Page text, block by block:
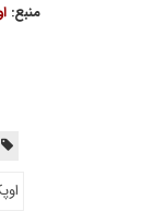
منبع: